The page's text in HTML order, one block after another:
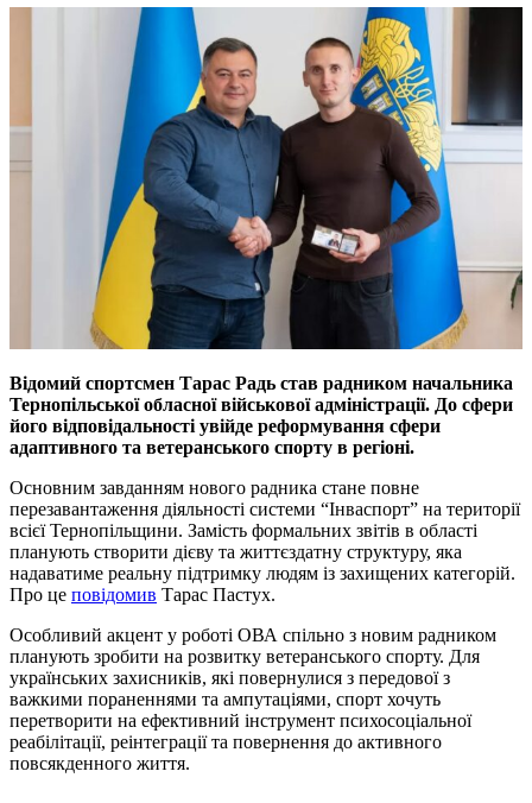
Відомий спортсмен Тарас Радь став радником начальника
Тернопільської обласної військової адміністрації. До сфери
його відповідальності увійде реформування сфери
адаптивного та ветеранського спорту в регіоні.
Основним завданням нового радника стане повне
перезавантаження діяльності системи “Інваспорт” на території
всієї Тернопільщини. Замість формальних звітів в області
планують створити дієву та життєздатну структуру, яка
надаватиме реальну підтримку людям із захищених категорій.
Про це повідомив Тарас Пастух.
Особливий акцент у роботі ОВА спільно з новим радником
планують зробити на розвитку ветеранського спорту. Для
українських захисників, які повернулися з передової з
важкими пораненнями та ампутаціями, спорт хочуть
перетворити на ефективний інструмент психосоціальної
реабілітації, реінтеграції та повернення до активного
повсякденного життя.